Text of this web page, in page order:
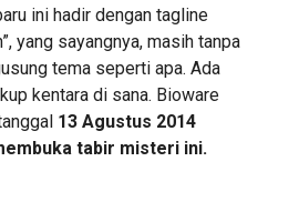
ini hadir dengan tagline
yang sayangnya, masih tanpa
tema seperti apa. Ada
kentara di sana. Bioware
13 Agustus 2014
tabir misteri ini.